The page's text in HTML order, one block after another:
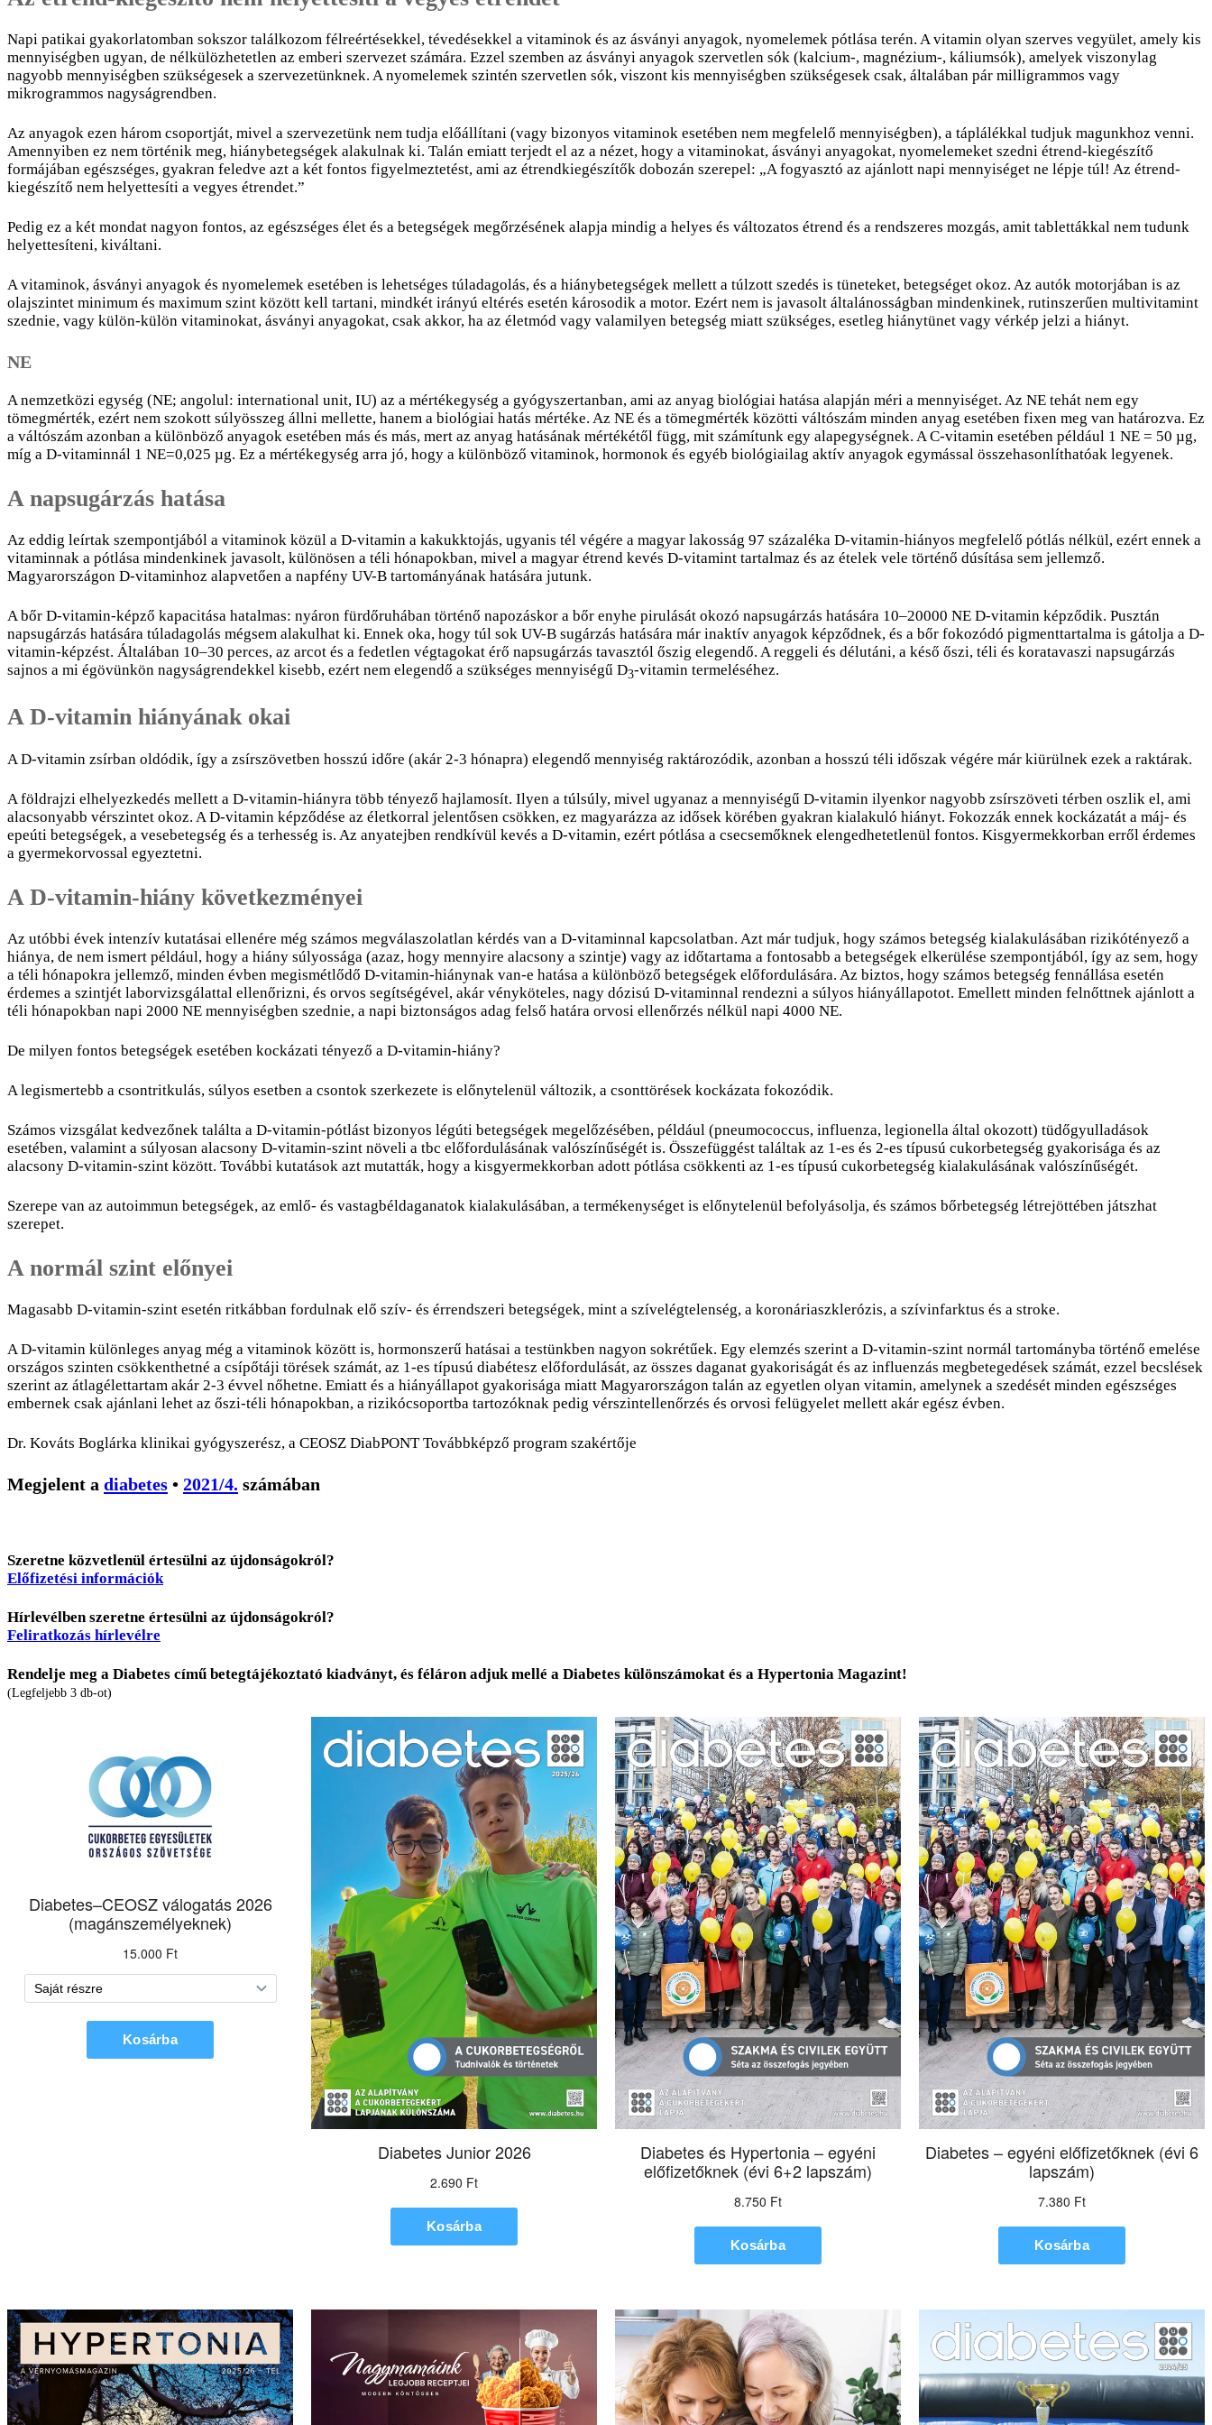
Napi patikai gyakorlatomban sokszor találkozom félreértésekkel, tévedésekkel a vitaminok és az ásványi anyagok, nyomelemek pótlása terén. A vitamin olyan szerves vegyület, amely kis
mennyiségben ugyan, de nélkülözhetetlen az emberi szervezet számára. Ezzel szemben az ásványi anyagok szervetlen sók (kalcium-, magnézium-, káliumsók), amelyek viszonylag
nagyobb mennyiségben szükségesek a szervezetünknek. A nyomelemek szintén szervetlen sók, viszont kis mennyiségben szükségesek csak, általában pár milligrammos vagy
mikrogrammos nagyságrendben.
Az anyagok ezen három csoportját, mivel a szervezetünk nem tudja előállítani (vagy bizonyos vitaminok esetében nem megfelelő mennyiségben), a táplálékkal tudjuk magunkhoz venni.
Amennyiben ez nem történik meg, hiánybetegségek alakulnak ki. Talán emiatt terjedt el az a nézet, hogy a vitaminokat, ásványi anyagokat, nyomelemeket szedni étrend-kiegészítő
formájában egészséges, gyakran feledve azt a két fontos figyelmeztetést, ami az étrendkiegészítők dobozán szerepel: „A fogyasztó az ajánlott napi mennyiséget ne lépje túl! Az étrend-
kiegészítő nem helyettesíti a vegyes étrendet.”
Pedig ez a két mondat nagyon fontos, az egészséges élet és a betegségek megőrzésének alapja mindig a helyes és változatos étrend és a rendszeres mozgás, amit tablettákkal nem tudunk
helyettesíteni, kiváltani.
A vitaminok, ásványi anyagok és nyomelemek esetében is lehetséges túladagolás, és a hiánybetegségek mellett a túlzott szedés is tüneteket, betegséget okoz. Az autók motorjában is az
olajszintet minimum és maximum szint között kell tartani, mindkét irányú eltérés esetén károsodik a motor. Ezért nem is javasolt általánosságban mindenkinek, rutinszerűen multivitamint
szednie, vagy külön-külön vitaminokat, ásványi anyagokat, csak akkor, ha az életmód vagy valamilyen betegség miatt szükséges, esetleg hiánytünet vagy vérkép jelzi a hiányt.
NE
A nemzetközi egység (NE; angolul: international unit, IU) az a mértékegység a gyógyszertanban, ami az anyag biológiai hatása alapján méri a mennyiséget. Az NE tehát nem egy
tömegmérték, ezért nem szokott súlyösszeg állni mellette, hanem a biológiai hatás mértéke. Az NE és a tömegmérték közötti váltószám minden anyag esetében fixen meg van határozva. Ez
a váltószám azonban a különböző anyagok esetében más és más, mert az anyag hatásának mértékétől függ, mit számítunk egy alapegységnek. A C-vitamin esetében például 1 NE = 50 µg,
míg a D-vitaminnál 1 NE=0,025 µg. Ez a mértékegység arra jó, hogy a különböző vitaminok, hormonok és egyéb biológiailag aktív anyagok egymással összehasonlíthatóak legyenek.
A napsugárzás hatása
Az eddig leírtak szempontjából a vitaminok közül a D-vitamin a kakukktojás, ugyanis tél végére a magyar lakosság 97 százaléka D-vitamin-hiányos megfelelő pótlás nélkül, ezért ennek a
vitaminnak a pótlása mindenkinek javasolt, különösen a téli hónapokban, mivel a magyar étrend kevés D-vitamint tartalmaz és az ételek vele történő dúsítása sem jellemző.
Magyarországon D-vitaminhoz alapvetően a napfény UV-B tartományának hatására jutunk.
A bőr D-vitamin-képző kapacitása hatalmas: nyáron fürdőruhában történő napozáskor a bőr enyhe pirulását okozó napsugárzás hatására 10–20000 NE D-vitamin képződik. Pusztán
napsugárzás hatására túladagolás mégsem alakulhat ki. Ennek oka, hogy túl sok UV-B sugárzás hatására már inaktív anyagok képződnek, és a bőr fokozódó pigmenttartalma is gátolja a D-
vitamin-képzést. Általában 10–30 perces, az arcot és a fedetlen végtagokat érő napsugárzás tavasztól őszig elegendő. A reggeli és délutáni, a késő őszi, téli és koratavaszi napsugárzás
sajnos a mi égövünkön nagyságrendekkel kisebb, ezért nem elegendő a szükséges mennyiségű D3-vitamin termeléséhez.
A D-vitamin hiányának okai
A D-vitamin zsírban oldódik, így a zsírszövetben hosszú időre (akár 2-3 hónapra) elegendő mennyiség raktározódik, azonban a hosszú téli időszak végére már kiürülnek ezek a raktárak.
A földrajzi elhelyezkedés mellett a D-vitamin-hiányra több tényező hajlamosít. Ilyen a túlsúly, mivel ugyanaz a mennyiségű D-vitamin ilyenkor nagyobb zsírszöveti térben oszlik el, ami
alacsonyabb vérszintet okoz. A D-vitamin képződése az életkorral jelentősen csökken, ez magyarázza az idősek körében gyakran kialakuló hiányt. Fokozzák ennek kockázatát a máj- és
epeúti betegségek, a vesebetegség és a terhesség is. Az anyatejben rendkívül kevés a D-vitamin, ezért pótlása a csecsemőknek elengedhetetlenül fontos. Kisgyermekkorban erről érdemes
a gyermekorvossal egyeztetni.
A D-vitamin-hiány következményei
Az utóbbi évek intenzív kutatásai ellenére még számos megválaszolatlan kérdés van a D-vitaminnal kapcsolatban. Azt már tudjuk, hogy számos betegség kialakulásában rizikótényező a
hiánya, de nem ismert például, hogy a hiány súlyossága (azaz, hogy mennyire alacsony a szintje) vagy az időtartama a fontosabb a betegségek elkerülése szempontjából, így az sem, hogy
a téli hónapokra jellemző, minden évben megismétlődő D-vitamin-hiánynak van-e hatása a különböző betegségek előfordulására. Az biztos, hogy számos betegség fennállása esetén
érdemes a szintjét laborvizsgálattal ellenőrizni, és orvos segítségével, akár vényköteles, nagy dózisú D-vitaminnal rendezni a súlyos hiányállapotot. Emellett minden felnőttnek ajánlott a
téli hónapokban napi 2000 NE mennyiségben szednie, a napi biztonságos adag felső határa orvosi ellenőrzés nélkül napi 4000 NE.
De milyen fontos betegségek esetében kockázati tényező a D-vitamin-hiány?
A legismertebb a csontritkulás, súlyos esetben a csontok szerkezete is előnytelenül változik, a csonttörések kockázata fokozódik.
Számos vizsgálat kedvezőnek találta a D-vitamin-pótlást bizonyos légúti betegségek megelőzésében, például (pneumococcus, influenza, legionella által okozott) tüdőgyulladások
esetében, valamint a súlyosan alacsony D-vitamin-szint növeli a tbc előfordulásának valószínűségét is. Összefüggést találtak az 1-es és 2-es típusú cukorbetegség gyakorisága és az
alacsony D-vitamin-szint között. További kutatások azt mutatták, hogy a kisgyermekkorban adott pótlása csökkenti az 1-es típusú cukorbetegség kialakulásának valószínűségét.
Szerepe van az autoimmun betegségek, az emlő- és vastagbéldaganatok kialakulásában, a termékenységet is előnytelenül befolyásolja, és számos bőrbetegség létrejöttében játszhat
szerepet.
A normál szint előnyei
Magasabb D-vitamin-szint esetén ritkábban fordulnak elő szív- és érrendszeri betegségek, mint a szívelégtelenség, a koronáriaszklerózis, a szívinfarktus és a stroke.
A D-vitamin különleges anyag még a vitaminok között is, hormonszerű hatásai a testünkben nagyon sokrétűek. Egy elemzés szerint a D-vitamin-szint normál tartományba történő emelése
országos szinten csökkenthetné a csípőtáji törések számát, az 1-es típusú diabétesz előfordulását, az összes daganat gyakoriságát és az influenzás megbetegedések számát, ezzel becslések
szerint az átlagélettartam akár 2-3 évvel nőhetne. Emiatt és a hiányállapot gyakorisága miatt Magyarországon talán az egyetlen olyan vitamin, amelynek a szedését minden egészséges
embernek csak ajánlani lehet az őszi-téli hónapokban, a rizikócsoportba tartozóknak pedig vérszintellenőrzés és orvosi felügyelet mellett akár egész évben.
Dr. Kováts Boglárka klinikai gyógyszerész, a CEOSZ DiabPONT Továbbképző program szakértője
Megjelent a diabetes • 2021/4. számában
Szeretne közvetlenül értesülni az újdonságokról?
Előfizetési információk
Hírlevélben szeretne értesülni az újdonságokról?
Feliratkozás hírlevélre
Rendelje meg a Diabetes című betegtájékoztató kiadványt, és féláron adjuk mellé a Diabetes különszámokat és a Hypertonia Magazint!
(Legfeljebb 3 db-ot)